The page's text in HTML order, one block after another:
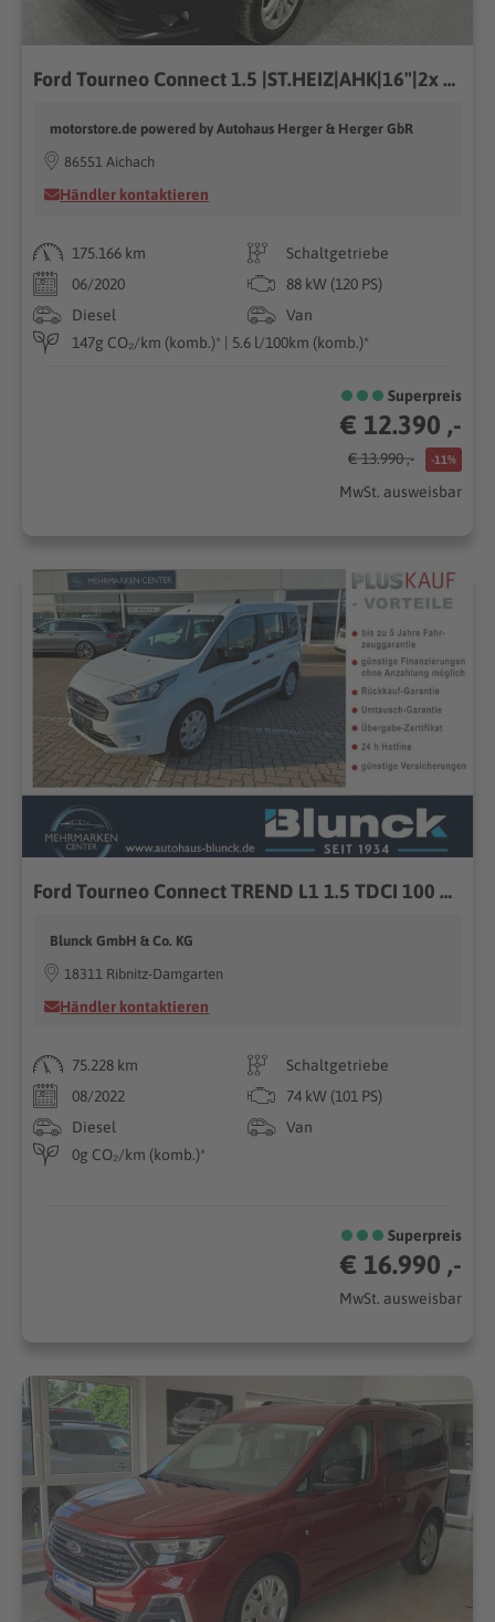
Ford Tourneo Connect 1.5 |ST.HEIZ|AHK|16"|2x S.TÜREN
motorstore.de powered by Autohaus Herger & Herger GbR
86551 Aichach
Händler kontaktieren
175.166 km
Schaltgetriebe
06/2020
88 kW (120 PS)
Diesel
Van
147g CO₂/km (komb.)* | 5.6 l/100km (komb.)*
Superpreis
€ 12.390 ,-
€ 13.990 ,- -11%
MwSt. ausweisbar
Ford Tourneo Connect TREND L1 1.5 TDCI 100 PS...
Blunck GmbH & Co. KG
18311 Ribnitz-Damgarten
Händler kontaktieren
75.228 km
Schaltgetriebe
08/2022
74 kW (101 PS)
Diesel
Van
0g CO₂/km (komb.)*
Superpreis
€ 16.990 ,-
MwSt. ausweisbar